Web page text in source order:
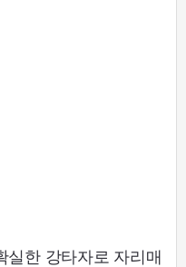
실한 강타자로 자리매